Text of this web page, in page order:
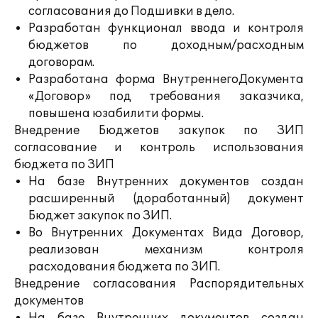
согласования до Подшивки в дело.
Разработан функционал ввода и контроля
бюджетов по доходным/расходным
договорам.
Разработана форма ВнутреннегоДокумента
«Договор» под требования заказчика,
повышена юзабилити формы.
Внедрение Бюджетов закупок по ЗИП
согласование и контроль использования
бюджета по ЗИП
На базе Внутренних документов создан
расширенный (доработанный) документ
Бюджет закупок по ЗИП.
Во Внутренних Документах Вида Договор,
реализован механизм контроля
расходования бюджета по ЗИП.
Внедрение согласования Распорядительных
документов